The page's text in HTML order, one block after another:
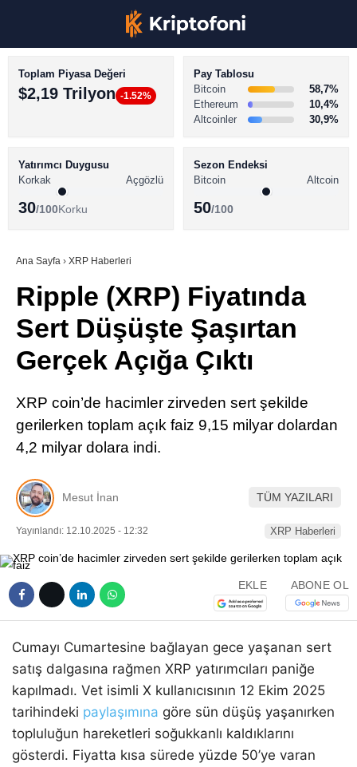
Youtube
TikTok
LinkedIn
BİTCOİN HABERLERİ
ALTCOİN HABERLERİ
SÖZLÜK
Toplam Piyasa Değeri
$2,19 Trilyon -1.52%
Pay Tablosu
Bitcoin
58,7%
Ethereum
10,4%
Altcoinler
30,9%
Yatırımcı Duygusu
Korkak
Açgözlü
30/100Korku
Sezon Endeksi
Bitcoin
Altcoin
50/100
Ana Sayfa › XRP Haberleri
Ripple (XRP) Fiyatında
Sert Düşüşte Şaşırtan
Gerçek Açığa Çıktı
XRP coin’de hacimler zirveden sert şekilde
gerilerken toplam açık faiz 9,15 milyar dolardan
4,2 milyar dolara indi.
Mesut İnan TÜM YAZILARI
Yayınlandı: 12.10.2025 - 12:32 XRP Haberleri
EKLE ABONE OL
Cumayı Cumartesine bağlayan gece yaşanan sert
satış dalgasına rağmen XRP yatırımcıları paniğe
kapılmadı. Vet isimli X kullanıcısının 12 Ekim 2025
tarihindeki paylaşımına göre sün düşüş yaşanırken
topluluğun hareketleri soğukkanlı kaldıklarını
gösterdi. Fiyatta kısa sürede yüzde 50’ye varan